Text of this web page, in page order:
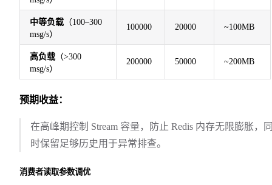
中等负载 （100–300
msg/s）
100000 20000 ~100MB
高负载 （>300
msg/s）
200000 50000 ~200MB
预期收益：
在高峰期控制 Stream 容量，防止 Redis 内存无限膨胀，
时保留足够历史用于异常排查。
消费者读取参数调优